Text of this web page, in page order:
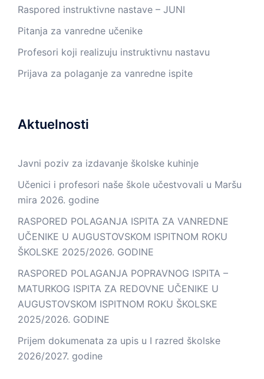
Raspored instruktivne nastave – JUNI
Pitanja za vanredne učenike
Profesori koji realizuju instruktivnu nastavu
Prijava za polaganje za vanredne ispite
Aktuelnosti
Javni poziv za izdavanje školske kuhinje
Učenici i profesori naše škole učestvovali u Maršu
mira 2026. godine
RASPORED POLAGANJA ISPITA ZA VANREDNE
UČENIKE U AUGUSTOVSKOM ISPITNOM ROKU
ŠKOLSKE 2025/2026. GODINE
RASPORED POLAGANJA POPRAVNOG ISPITA –
MATURKOG ISPITA ZA REDOVNE UČENIKE U
AUGUSTOVSKOM ISPITNOM ROKU ŠKOLSKE
2025/2026. GODINE
Prijem dokumenata za upis u I razred školske
2026/2027. godine